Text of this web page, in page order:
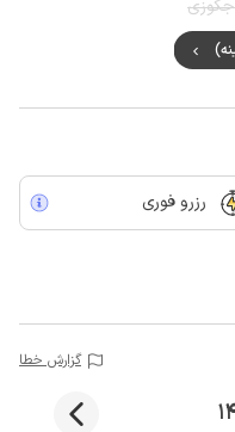
جکوزی
رزرو فوری
گزارش خطا